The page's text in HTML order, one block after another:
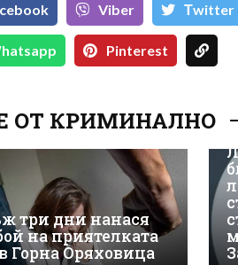
Viber Тwitter
Pinterest
ОТ КРИМИНАЛНО
три дни нанася
на приятелката
Горна Оряховица